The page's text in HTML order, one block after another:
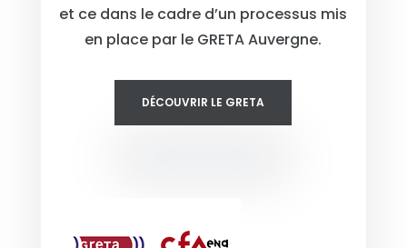
et ce dans le cadre d’un processus mis
en place par le GRETA Auvergne.
DÉCOUVRIR LE GRETA